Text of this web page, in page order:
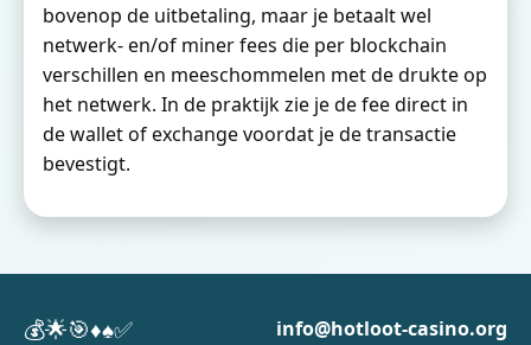
bovenop de uitbetaling, maar je betaalt wel
netwerk- en/of miner fees die per blockchain
verschillen en meeschommelen met de drukte op
het netwerk. In de praktijk zie je de fee direct in
de wallet of exchange voordat je de transactie
bevestigt.
💰🌟🎯♦️♠️✅ info@hotloot-casino.org